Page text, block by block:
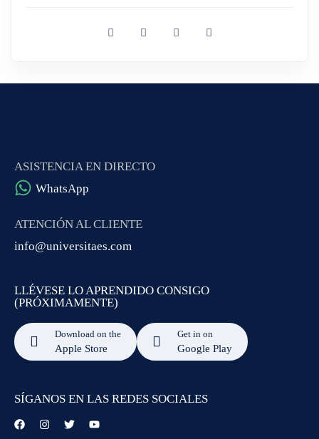
ASISTENCIA EN DIRECTO
WhatsApp
ATENCIÓN AL CLIENTE
info@universitaes.com
LLÉVESE LO APRENDIDO CONSIGO
(PRÓXIMAMENTE)
Download on the
Apple Store
Get in on
Google Play
SÍGANOS EN LAS REDES SOCIALES